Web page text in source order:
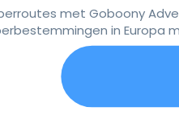
met Goboony
in Europa